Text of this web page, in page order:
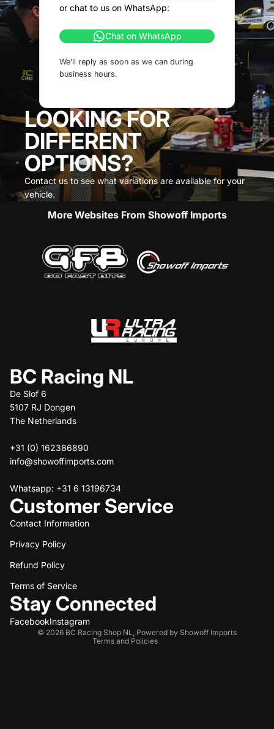
or chat to us on WhatsApp:
Chat on WhatsApp
We’ll reply as soon as we can during
business hours.
LOOKING FOR
DIFFERENT
OPTIONS?
Contact us to see what variations are available for your
vehicle.
More Websites From Showoff Imports
BC Racing NL
De Slof 6
5107 RJ Dongen
The Netherlands
+31 (0) 162386890
info@showoffimports.com
Whatsapp: +31 6 13196734
Customer Service
Contact Information
Privacy Policy
Refund Policy
Terms of Service
Stay Connected
FacebookInstagram
© 2026 BC Racing Shop NL
Powered by Showoff Imports
Terms and Policies
Refund policy
Privacy policy
Terms of service
Shipping policy
Contact information